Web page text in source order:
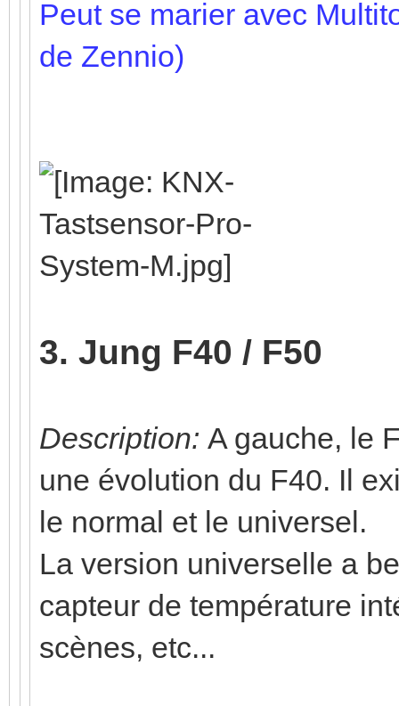
Peut se marier avec
de Zennio)
3. Jung F40 / F50
Description: A gauche, le
une évolution du F40. Il
le normal et le universel.
La version universelle a
capteur de température
scènes, etc...